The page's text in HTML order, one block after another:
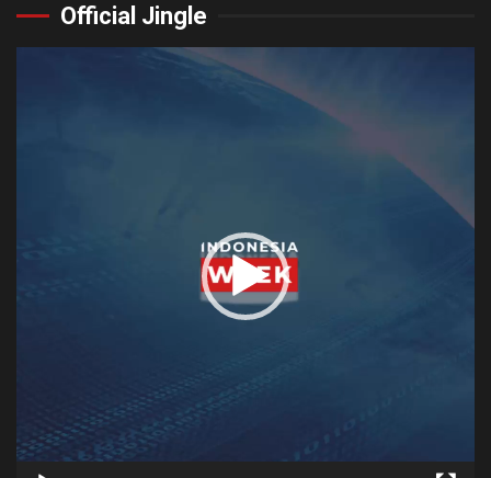
Official Jingle